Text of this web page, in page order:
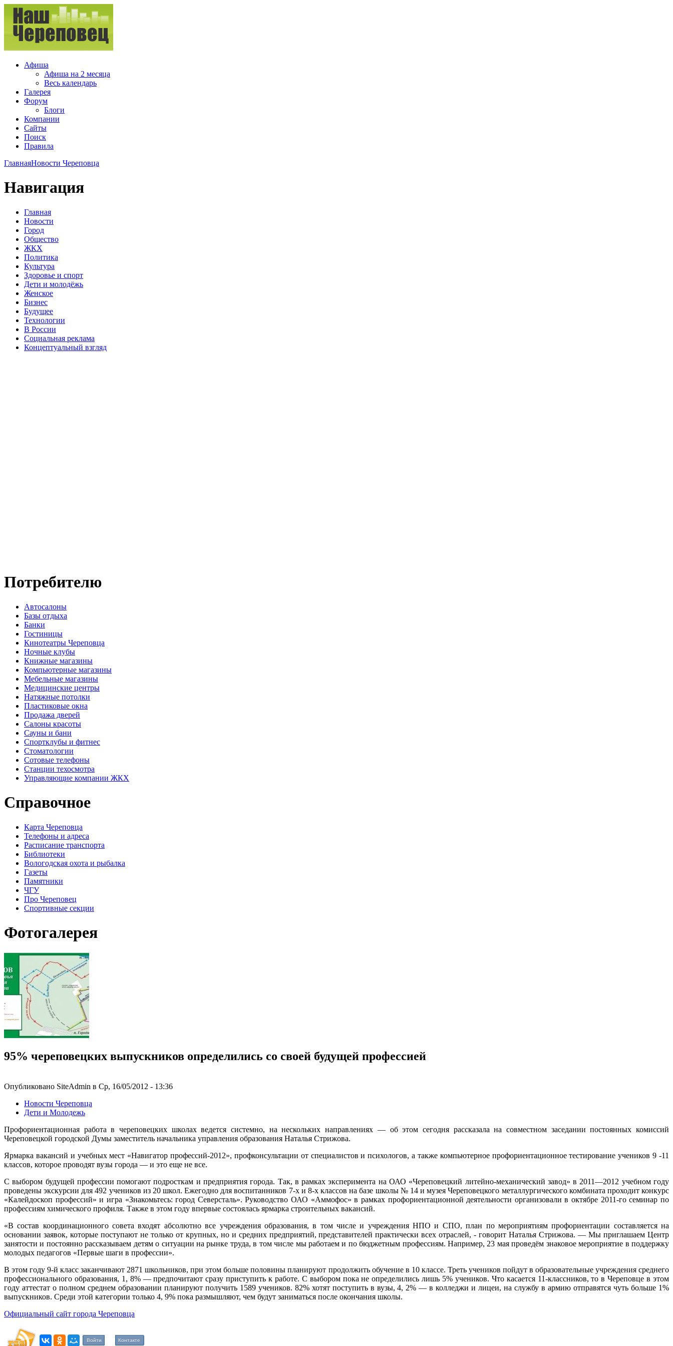
Афиша
Афиша на 2 месяца
Весь календарь
Галерея
Форум
Блоги
Компании
Сайты
Поиск
Правила
ГлавнаяНовости Череповца
Навигация
Главная
Новости
Город
Общество
ЖКХ
Политика
Культура
Здоровье и спорт
Дети и молодёжь
Женское
Бизнес
Будущее
Технологии
В России
Социальная реклама
Концептуальный взгляд
Потребителю
Автосалоны
Базы отдыха
Банки
Гостиницы
Кинотеатры Череповца
Ночные клубы
Книжные магазины
Компьютерные магазины
Мебельные магазины
Медицинские центры
Натяжные потолки
Пластиковые окна
Продажа дверей
Салоны красоты
Сауны и бани
Спортклубы и фитнес
Стоматологии
Сотовые телефоны
Станции техосмотра
Управляющие компании ЖКХ
Справочное
Карта Череповца
Телефоны и адреса
Расписание транспорта
Библиотеки
Вологодская охота и рыбалка
Газеты
Памятники
ЧГУ
Про Череповец
Спортивные секции
Фотогалерея
95% череповецких выпускников определились со своей будущей профессией
Опубликовано SiteAdmin в Ср, 16/05/2012 - 13:36
Новости Череповца
Дети и Молодежь
Профориентационная работа в череповецких школах ведется системно, на нескольких направлениях — об этом сегодня рассказала на совместном заседании постоянных комиссий
Череповецкой городской Думы заместитель начальника управления образования Наталья Стрижова.
Ярмарка вакансий и учебных мест «Навигатор профессий-2012», профконсультации от специалистов и психологов, а также компьютерное профориентационное тестирование учеников 9 -11
классов, которое проводят вузы города — и это еще не все.
С выбором будущей профессии помогают подросткам и предприятия города. Так, в рамках эксперимента на ОАО «Череповецкий литейно-механический завод» в 2011—2012 учебном году
проведены экскурсии для 492 учеников из 20 школ. Ежегодно для воспитанников 7-х и 8-х классов на базе школы № 14 и музея Череповецкого металлургического комбината проходит конкурс
«Калейдоскоп профессий» и игра «Знакомьтесь: город Северсталь». Руководство ОАО «Аммофос» в рамках профориентационной деятельности организовали в октябре 2011-го семинар по
профессиям химического профиля. Также в этом году впервые состоялась ярмарка строительных вакансий.
«В состав координационного совета входят абсолютно все учреждения образования, в том числе и учреждения НПО и СПО, план по мероприятиям профориентации составляется на
основании заявок, которые поступают не только от крупных, но и средних предприятий, представителей практически всех отраслей, - говорит Наталья Стрижова. — Мы приглашаем Центр
занятости и постоянно рассказываем детям о ситуации на рынке труда, в том числе мы работаем и по бюджетным профессиям. Например, 23 мая проведём знаковое мероприятие в поддержку
молодых педагогов «Первые шаги в профессии».
В этом году 9-й класс заканчивают 2871 школьников, при этом больше половины планируют продолжить обучение в 10 классе. Треть учеников пойдут в образовательные учреждения среднего
профессионального образования, 1, 8% — предпочитают сразу приступить к работе. С выбором пока не определились лишь 5% учеников. Что касается 11-классников, то в Череповце в этом
году аттестат о полном среднем образовании планируют получить 1589 учеников. 82% хотят поступить в вузы, 4, 2% — в колледжи и лицеи, на службу в армию отправятся чуть больше 1%
выпускников. Среди этой категории только 4, 9% пока размышляют, чем будут заниматься после окончания школы.
Официальный сайт города Череповца
Войти Контакте